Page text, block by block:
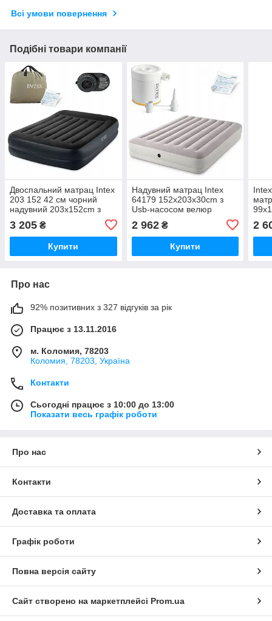
Всі умови повернення
Подібні товари компанії
Двоспальний матрац Intex
203 152 42 см чорний
надувний 203x152cm з
3 205 ₴
Купити
Надувний матрац Intex
64179 152x203x30cm з
Usb-насосом велюр
2 962₴
Купити
2
Про нас
92% позитивних з 327 відгуків за рік
Працює з 13.11.2016
м. Коломия, 78203
Коломия, 78203, Україна
Контакти
Сьогодні працює з 10:00 до 13:00
Показати весь графік роботи
Про нас
Контакти
Доставка та оплата
Графік роботи
Повна версія сайту
Сайт створено на маркетплейсі Prom.ua